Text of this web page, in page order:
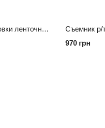
Приспособление для установки ленточных хомутов ШРУСа TOPTUL JEAE0423
970 грн